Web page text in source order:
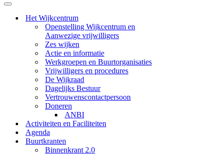
Menu
Navigatie
Het Wijkcentrum
Openstelling Wijkcentrum en
Aanwezige vrijwilligers
Zes wijken
Actie en informatie
Werkgroepen en Buurtorganisaties
Vrijwilligers en procedures
De Wijkraad
Dagelijks Bestuur
Vertrouwenscontactpersoon
Doneren
ANBI
Activiteiten en Faciliteiten
Agenda
Buurtkranten
Binnenkrant 2.0